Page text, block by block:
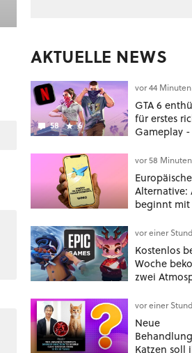
AKTUELLE NEWS
58 6
vor 44 Minuten
GTA 6
für erstes
Gameplay
gerechnet
vor 58 Minuten
Alternative:
beginnt
vor einer
Kostenlos
Woche
zwei
vor einer
Neue
Katzen soll